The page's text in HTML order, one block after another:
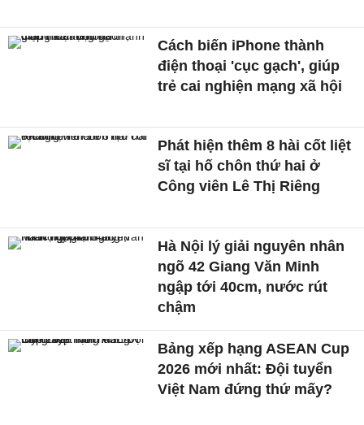
Cách biến iPhone thành
điện thoại 'cục gạch', giúp
trẻ cai nghiện mạng xã hội
Phát hiện thêm 8 hài cốt liệt
sĩ tại hố chôn thứ hai ở
Công viên Lê Thị Riêng
Hà Nội lý giải nguyên nhân
ngõ 42 Giang Văn Minh
ngập tới 40cm, nước rút
chậm
Bảng xếp hạng ASEAN Cup
2026 mới nhất: Đội tuyển
Việt Nam đứng thứ mấy?